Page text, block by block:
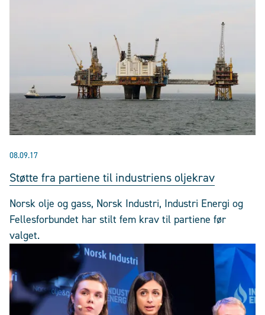
08.09.17
Støtte fra partiene til industriens oljekrav
Norsk olje og gass, Norsk Industri, Industri Energi og
Fellesforbundet har stilt fem krav til partiene før
valget.